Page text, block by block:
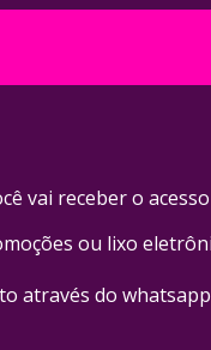
vai receber o
ou lixo
do whatsapp